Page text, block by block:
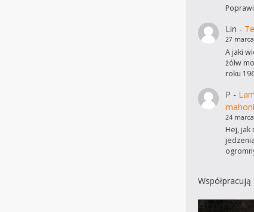
Lin -
27
A jaki
żółw
roku
P -
24
Hej, jak